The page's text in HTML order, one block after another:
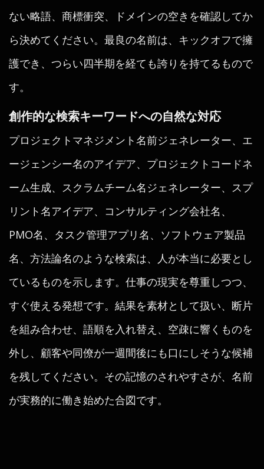
ない略語、商標衝突、ドメインの空きを確認してか
ら決めてください。最良の名前は、キックオフで擁
護でき、つらい四半期を経ても誇りを持てるもので
す。
創作的な検索キーワードへの自然な対応
プロジェクトマネジメント名前ジェネレーター、エ
ージェンシー名のアイデア、プロジェクトコードネ
ーム生成、スクラムチーム名ジェネレーター、スプ
リント名アイデア、コンサルティング会社名、
PMO名、タスク管理アプリ名、ソフトウェア製品
名、方法論名のような検索は、人が本当に必要とし
ているものを示します。仕事の現実を尊重しつつ、
すぐ使える発想です。結果を素材として扱い、断片
を組み合わせ、語順を入れ替え、空疎に響くものを
外し、顧客や同僚が一週間後にも口にしそうな候補
を残してください。その記憶のされやすさが、名前
が実務的に働き始めた合図です。